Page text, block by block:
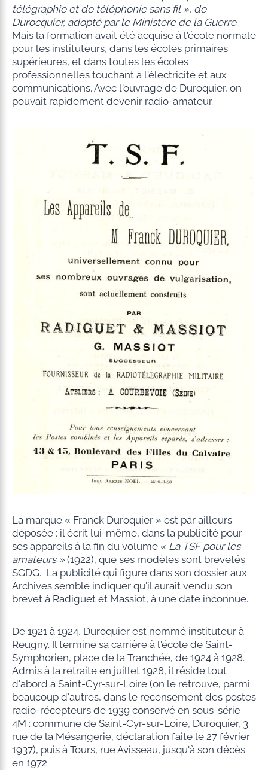
télégraphie et de téléphonie sans fil », de
Durocquier, adopté par le Ministère de la Guerre.
Mais la formation avait été acquise à l'école normale
pour les instituteurs, dans les écoles primaires
supérieures, et dans toutes les écoles
professionnelles touchant à l'électricité et aux
communications. Avec l'ouvrage de Duroquier, on
pouvait rapidement devenir radio-amateur.
La marque « Franck Duroquier » est par ailleurs
déposée ; il écrit lui-même, dans la publicité pour
ses appareils à la fin du volume « La TSF pour les
amateurs »(1922), que ses modèles sont brevetés
SGDG. La publicité qui figure dans son dossier aux
Archives semble indiquer qu'il aurait vendu son
brevet à Radiguet et Massiot, à une date inconnue.
De 1921 à 1924, Duroquier est nommé instituteur à
Reugny. Il termine sa carrière à l'école de Saint-
Symphorien, place de la Tranchée, de 1924 à 1928.
Admis à la retraite en juillet 1928, il réside tout
d'abord à Saint-Cyr-sur-Loire (on le retrouve, parmi
beaucoup d'autres, dans le recensement des postes
radio-récepteurs de 1939 conservé en sous-série
4M : commune de Saint-Cyr-sur-Loire, Duroquier, 3
rue de la Mésangerie, déclaration faite le 27 février
1937), puis à Tours, rue Avisseau, jusqu'à son décès
en 1972.